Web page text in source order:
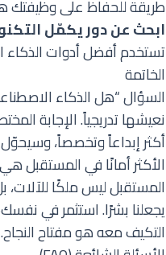
طريقة للحفاظ على وظيفتك
ابحث عن دور يكمّل
تستخدمأفضل أدوات الذكاء
الخاتمة
السؤال “هل الذكاء
نعيشها تدريجياً. الإجابة
أكثر إبداعاً وتخصصاً،
الأكثر أمانًا في المستقبل
المستقبل ليس ملكًا
يجعلنا بشرًا. استثمر في
التكيف معه هو مفتاح النجاح.